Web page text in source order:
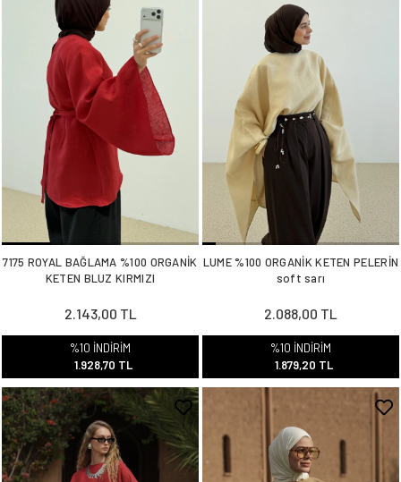
7175 ROYAL BAĞLAMA %100 ORGANİK
KETEN BLUZ KIRMIZI
2.143,00 TL
%10 İNDİRİM
1.928,70 TL
LUME %100 ORGANİK KETEN PELERİN
soft sarı
2.088,00 TL
%10 İNDİRİM
1.879,20 TL